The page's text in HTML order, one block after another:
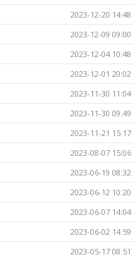
2023-12-20 14:48
2023-12-09 09:00
2023-12-04 10:48
2023-12-01 20:02
2023-11-30 11:04
2023-11-30 09:49
2023-11-21 15:17
2023-08-07 15:06
2023-06-19 08:32
2023-06-12 10:20
2023-06-07 14:04
2023-06-02 14:59
2023-05-17 08:51